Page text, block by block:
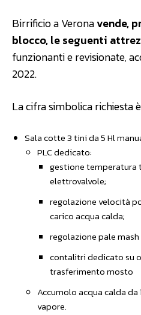
Birrificio a Veronavende,
blocco, le seguenti
funzionanti e revisionate,
2022.
La cifra simbolica richiesta
Sala cotte 3 tini da 5 Hl
PLC dedicato:
gestione temperatura
elettrovalvole;
regolazione velocità
carico acqua calda;
regolazione pale
contalitri dedicato su
trasferimento mosto
Accumolo acqua calda
vapore.